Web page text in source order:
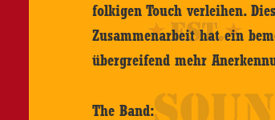
folkigen Touch verleihen.
Zusammenarbeit hat ein
übergreifend mehr
The Band: